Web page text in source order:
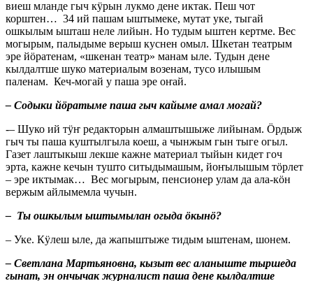
виеш мланде гыч кӱрын лукмо дене иктак. Пеш чот
корштен… 34 ий пашам ыштымеке, мутат уке, тыгай
ошкылым ышташ неле лийын. Но тудым ыштен кертме. Вес
могырым, палыдыме верыш куснен омыл. Шкетан театрым
эре йӧратенам, «шкенан театр» манам ыле. Тудын дене
кылдалтше шуко материалым возенам, тусо илышым
паленам. Кеч-могай у паша эре оҥай.
– Содыки йӧратыме паша гыч кайыме амал могай?
-– Шуко ий тӱҥ редакторын алмаштышыже лийынам. Ӧрдыж
гыч ты паша куштылгыла коеш, а чынжым гын тыге огыл.
Газет лаштыкыш лекше кажне материал тыйын кидет гоч
эрта, кажне кечын тушто ситыдымашым, йоҥылышым тӧрлет
– эре иктымак… Вес могырым, пенсионер улам да ала-кӧн
вержым айлымемла чучын.
– Ты ошкылым ыштымылан огыда ӧкынӧ?
– Уке. Кӱлеш ыле, да жапыштыже тидым ыштенам, шонем.
– Светлана Мартьяновна, кызыт вес аланыште тыршеда
гынат, эн ончычак журналист паша дене кылдалтше